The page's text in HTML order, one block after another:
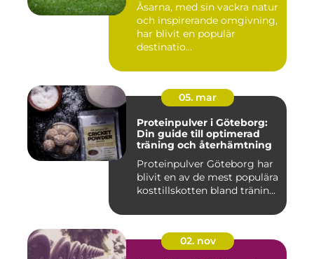
Åsarna, med sin vackra natur
och inspirerande omgivning,
har blivit en populär
destinatio...
05. mar
Proteinpulver i Göteborg:
Din guide till optimerad
träning och återhämtning
Proteinpulver Göteborg har
blivit en av de mest populära
kosttillskotten bland tränin...
02. nov